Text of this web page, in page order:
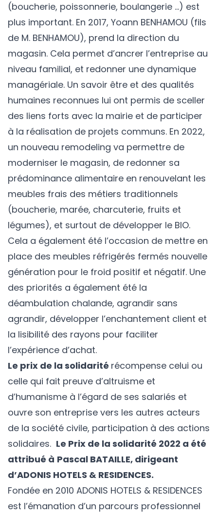
(boucherie, poissonnerie, boulangerie …) est
plus important. En 2017, Yoann BENHAMOU (fils
de M. BENHAMOU), prend la direction du
magasin. Cela permet d’ancrer l’entreprise au
niveau familial, et redonner une dynamique
managériale. Un savoir être et des qualités
humaines reconnues lui ont permis de sceller
des liens forts avec la mairie et de participer
à la réalisation de projets communs. En 2022,
un nouveau remodeling va permettre de
moderniser le magasin, de redonner sa
prédominance alimentaire en renouvelant les
meubles frais des métiers traditionnels
(boucherie, marée, charcuterie, fruits et
légumes), et surtout de développer le BIO.
Cela a également été l’occasion de mettre en
place des meubles réfrigérés fermés nouvelle
génération pour le froid positif et négatif. Une
des priorités a également été la
déambulation chalande, agrandir sans
agrandir, développer l’enchantement client et
la lisibilité des rayons pour faciliter
l’expérience d’achat.
Le prix de la solidarité récompense celui ou
celle qui fait preuve d’altruisme et
d’humanisme à l’égard de ses salariés et
ouvre son entreprise vers les autres acteurs
de la société civile, participation à des actions
solidaires. Le Prix de la solidarité 2022 a été
attribué à Pascal BATAILLE, dirigeant
d’ADONIS HOTELS & RESIDENCES.
Fondée en 2010 ADONIS HOTELS & RESIDENCES
est l’émanation d’un parcours professionnel